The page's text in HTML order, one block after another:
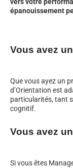
épanouissement
Vous avez
Que vous ayez un
d’Orientation est
particularités, tant
cognitif.
Vous avez
Si vous êtes